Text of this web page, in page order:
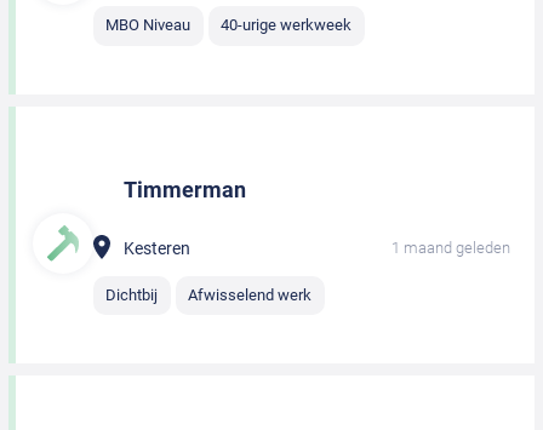
MBO Niveau 40-urige werkweek
Timmerman
Kesteren 1 maand geleden
Dichtbij Afwisselend werk